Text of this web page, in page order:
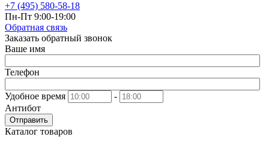
+7 (495) 580-58-18
Пн-Пт 9:00-19:00
Обратная связь
Заказать обратный звонок
Ваше имя
Телефон
Удобное время
-
Антибот
Отправить
Каталог товаров